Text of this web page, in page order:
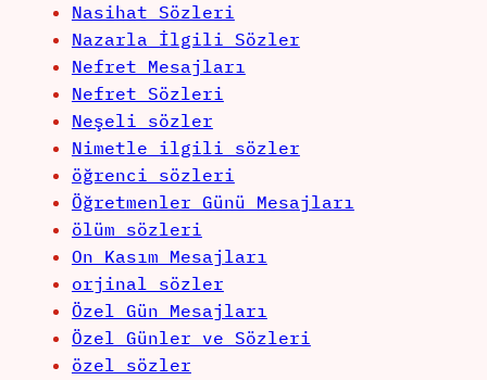
Nasihat Sözleri
Nazarla İlgili Sözler
Nefret Mesajları
Nefret Sözleri
Neşeli sözler
Nimetle ilgili sözler
öğrenci sözleri
Öğretmenler Günü Mesajları
ölüm sözleri
On Kasım Mesajları
orjinal sözler
Özel Gün Mesajları
Özel Günler ve Sözleri
özel sözler